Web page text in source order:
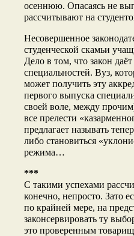
осеннюю. Опасаясь не
рассчитывают на
Несовершенное
студенческой скамьи
Дело в том, что закон
специальностей. Вуз,
может получить эту
первого выпуска
своей воле, между
все прелести
предлагает называть
либо становиться
режима…
***
С такими успехами
конечно, непросто. Зато
по крайней мере, на
законсервировать ту
это проверенным